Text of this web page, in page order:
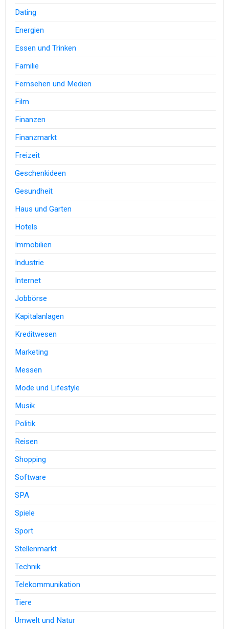
Dating
Energien
Essen und Trinken
Familie
Fernsehen und Medien
Film
Finanzen
Finanzmarkt
Freizeit
Geschenkideen
Gesundheit
Haus und Garten
Hotels
Immobilien
Industrie
Internet
Jobbörse
Kapitalanlagen
Kreditwesen
Marketing
Messen
Mode und Lifestyle
Musik
Politik
Reisen
Shopping
Software
SPA
Spiele
Sport
Stellenmarkt
Technik
Telekommunikation
Tiere
Umwelt und Natur